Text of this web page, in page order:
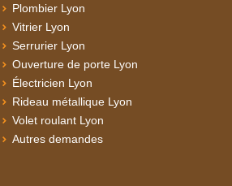
Plombier Lyon
Vitrier Lyon
Serrurier Lyon
Ouverture de porte Lyon
Électricien Lyon
Rideau métallique Lyon
Volet roulant Lyon
Autres demandes